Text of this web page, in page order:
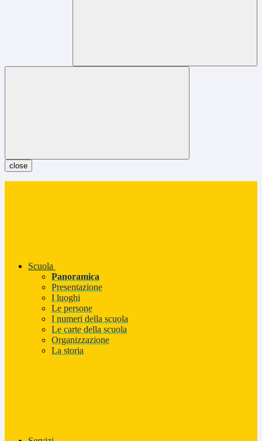
close
Scuola
Panoramica
Presentazione
I luoghi
Le persone
I numeri della scuola
Le carte della scuola
Organizzazione
La storia